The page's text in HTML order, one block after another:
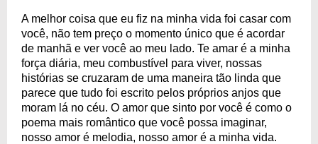
A melhor coisa que eu fiz na minha vida foi casar com
você, não tem preço o momento único que é acordar
de manhã e ver você ao meu lado. Te amar é a minha
força diária, meu combustível para viver, nossas
histórias se cruzaram de uma maneira tão linda que
parece que tudo foi escrito pelos próprios anjos que
moram lá no céu. O amor que sinto por você é como o
poema mais romântico que você possa imaginar,
nosso amor é melodia, nosso amor é a minha vida.